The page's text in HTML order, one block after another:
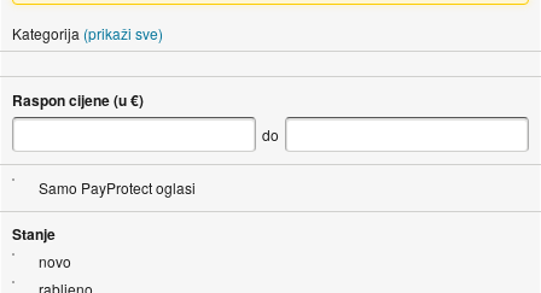
Kategorija (prikaži sve)
Raspon cijene (u €)
do
Samo PayProtect oglasi
Stanje
novo